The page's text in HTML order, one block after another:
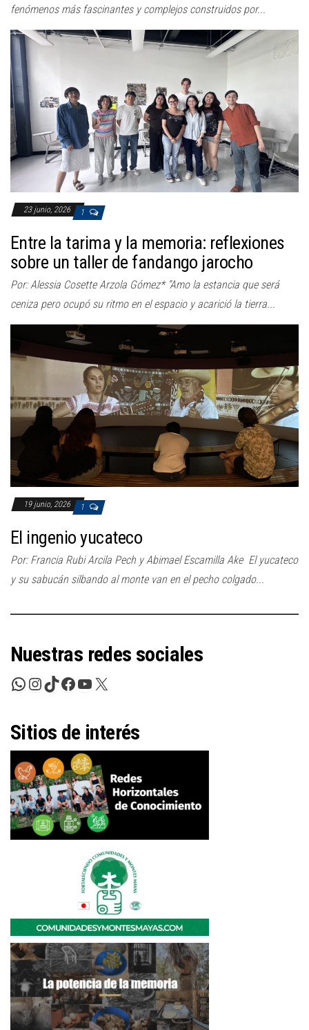
fenómenos más fascinantes y complejos construidos por...
23 junio, 2026 1
Entre la tarima y la memoria: reflexiones
sobre un taller de fandango jarocho
Por: Alessia Cosette Arzola Gómez* “Amo la estancia que será
ceniza pero ocupó su ritmo en el espacio y acarició la tierra...
19 junio, 2026 1
El ingenio yucateco
Por: Francia Rubi Arcila Pech y Abimael Escamilla Ake El yucateco
y su sabucán silbando al monte van en el pecho colgado...
Nuestras redes sociales
WhatsApp
Instagram
TikTok
Facebook
YouTube
X
Sitios de interés